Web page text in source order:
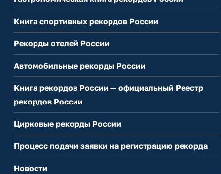
Книга спортивных рекордов России
Рекорды отелей России
Автомобильные рекорды России
Книга рекордов России — официальный Реестр
рекордов России
Цирковые рекорды России
Процесс подачи заявки на регистрацию рекорда
Новости